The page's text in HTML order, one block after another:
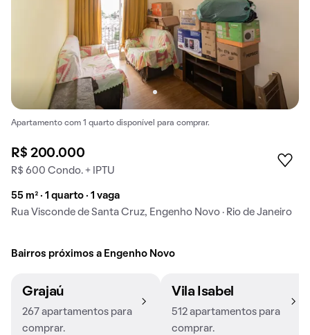
Apartamento com 1 quarto disponível para comprar.
R$ 200.000
R$ 600 Condo. + IPTU
55 m² · 1 quarto · 1 vaga
Rua Visconde de Santa Cruz, Engenho Novo · Rio de Janeiro
Bairros próximos a Engenho Novo
Grajaú
267 apartamentos para
comprar.
Vila Isabel
512 apartamentos para
comprar.